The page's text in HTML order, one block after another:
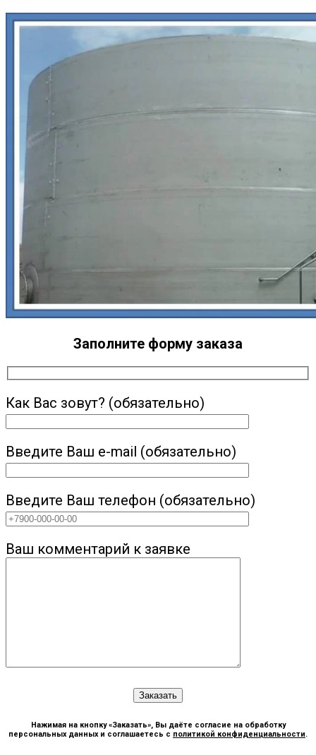
Заполните форму заказа
Как Вас зовут? (обязательно)
Введите Ваш e-mail (обязательно)
Введите Ваш телефон (обязательно)
Ваш комментарий к заявке
Нажимая на кнопку «Заказать», Вы даёте согласие на обработку
персональных данных и соглашаетесь с политикой конфиденциальности.